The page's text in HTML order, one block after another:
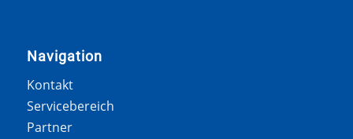
Navigation
Kontakt
Servicebereich
Partner